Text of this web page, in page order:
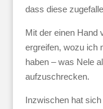
dass diese
Mit der einen Hand
ergreifen, wozu ich
haben – was Nele
aufzuschrecken.
Inzwischen hat